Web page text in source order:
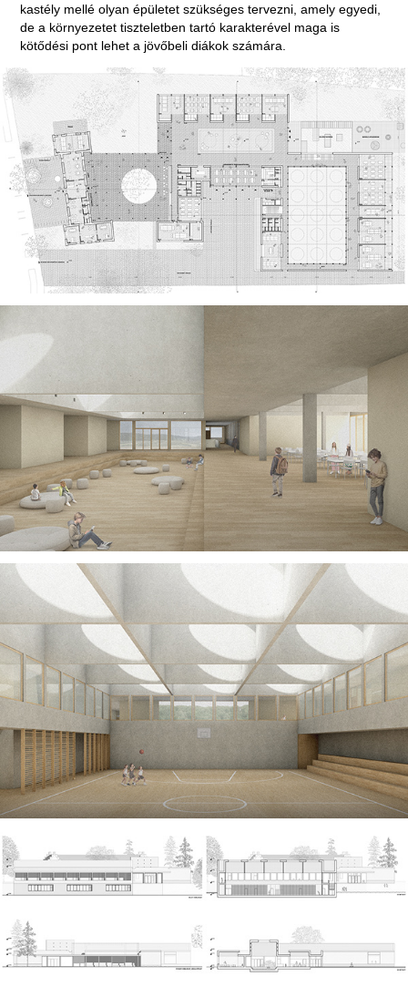
kastély mellé olyan épületet szükséges tervezni, amely egyedi,
de a környezetet tiszteletben tartó karakterével maga is
kötődési pont lehet a jövőbeli diákok számára.